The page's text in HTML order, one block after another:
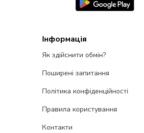
Інформація
Як здійснити обмін?
Поширені запитання
Політика конфіденційності
Правила користування
Контакти